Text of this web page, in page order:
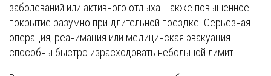
заболеваний или активного отдыха. Также повышенное
покрытие разумно при длительной поездке. Серьёзная
операция, реанимация или медицинская эвакуация
способны быстро израсходовать небольшой лимит.